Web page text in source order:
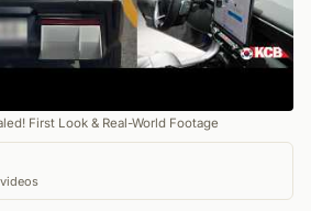
First Look & Real-World Footage